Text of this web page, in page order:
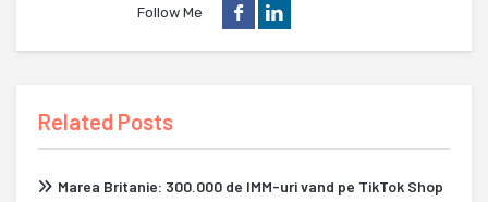
Follow Me
Related Posts
Marea Britanie: 300.000 de IMM-uri vand pe TikTok Shop